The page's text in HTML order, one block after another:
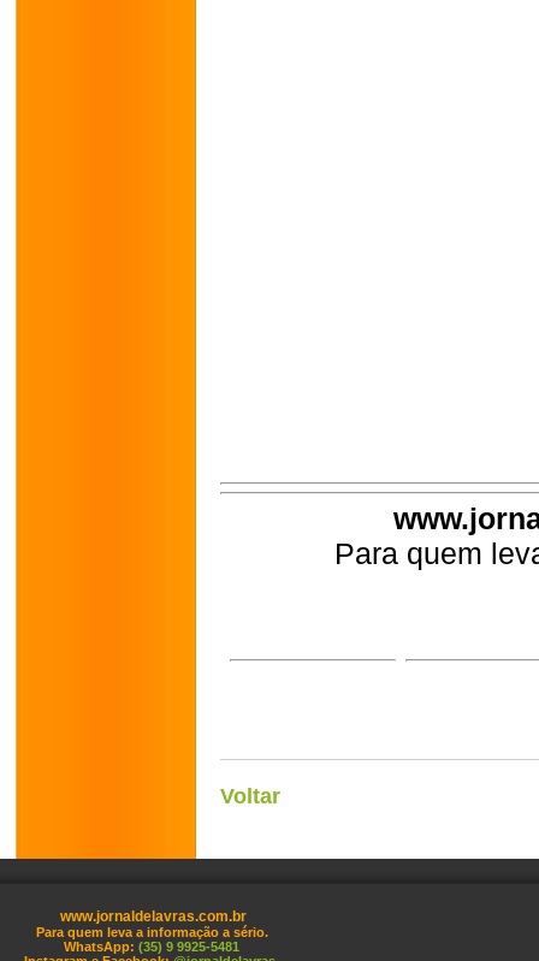
Para quem
Voltar
www.jornaldelavras.com.br
Para quem leva a informação a sério.
WhatsApp: (35) 9 9925-5481